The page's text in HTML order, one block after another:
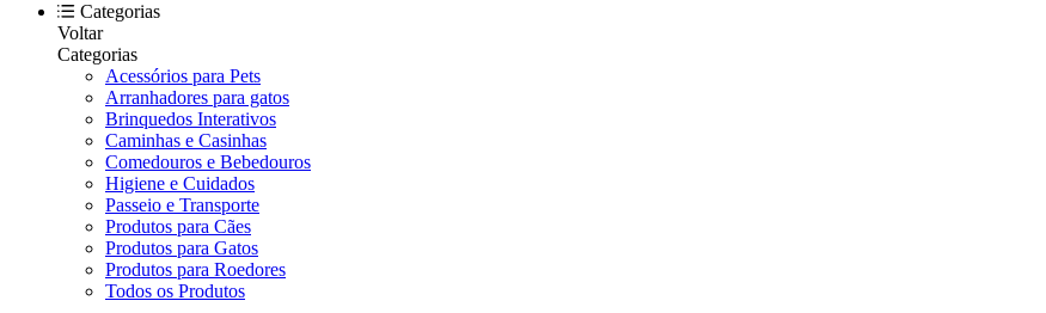
Categorias
Voltar
Categorias
Acessórios para Pets
Arranhadores para gatos
Brinquedos Interativos
Caminhas e Casinhas
Comedouros e Bebedouros
Higiene e Cuidados
Passeio e Transporte
Produtos para Cães
Produtos para Gatos
Produtos para Roedores
Todos os Produtos